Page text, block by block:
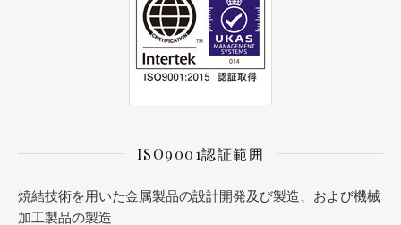
ISO9001認証範囲
焼結技術を用いた金属製品の設計開発及び製造、および機械
加工製品の製造